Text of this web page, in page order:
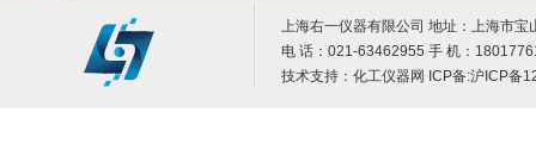
上海右一仪器有限公司 地址：上海市宝
电 话：021-63462955 手 机：
技术支持： 化工仪器网 ICP备:沪ICP备